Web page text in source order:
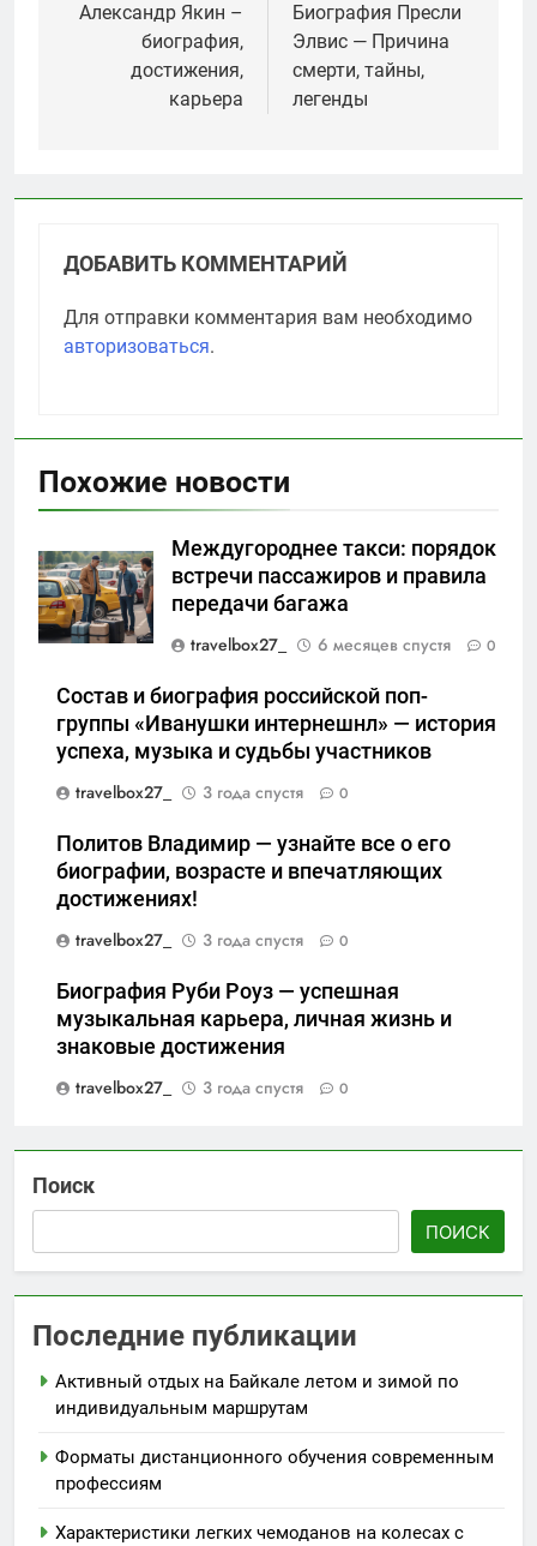
по
записям
Александр Якин –
биография,
достижения,
карьера
Биография Пресли
Элвис — Причина
смерти, тайны,
легенды
ДОБАВИТЬ КОММЕНТАРИЙ
Для отправки комментария вам необходимо
авторизоваться.
Похожие новости
Междугороднее такси: порядок
встречи пассажиров и правила
передачи багажа
travelbox27_
6 месяцев спустя 0
Состав и биография российской поп-
группы «Иванушки интернешнл» — история
успеха, музыка и судьбы участников
travelbox27_
3 года спустя 0
Политов Владимир — узнайте все о его
биографии, возрасте и впечатляющих
достижениях!
travelbox27_
3 года спустя 0
Биография Руби Роуз — успешная
музыкальная карьера, личная жизнь и
знаковые достижения
travelbox27_
3 года спустя 0
Поиск
ПОИСК
Последние публикации
Активный отдых на Байкале летом и зимой по
индивидуальным маршрутам
Форматы дистанционного обучения современным
профессиям
Характеристики легких чемоданов на колесах с